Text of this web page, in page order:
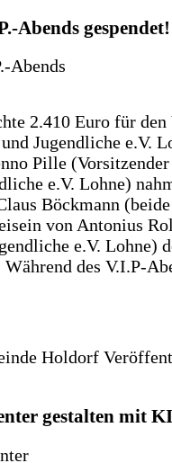
Abends gespendet!
2.410 Euro für den
Jugendliche e.V.
Pille
e.V. Lohne)
Böckmann
von Antonius
e.V. Lohne)
des V.I.P-
Holdorf
gestalten mit KI